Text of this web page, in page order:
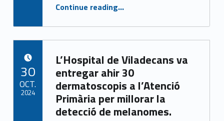
C
A
S
A
Continue reading“CAPsules de Salut | Tècniques de relaxació per millorar la nostra salut mental”
…
L’Hospital de Viladecans va
entregar ahir 30
dermatoscopis a l’Atenció
Primària per millorar la
detecció de melanomes.
30
OCT.
2024